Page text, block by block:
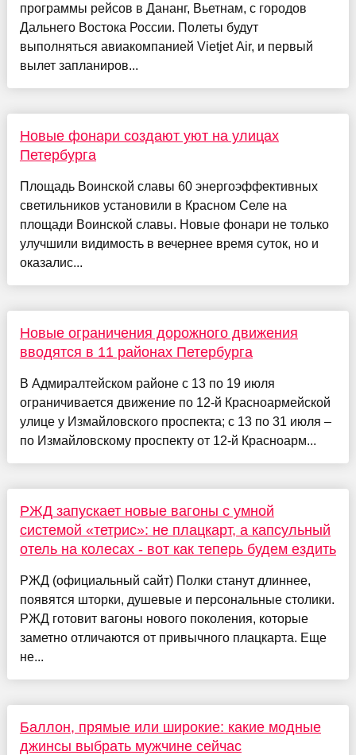
программы рейсов в Дананг, Вьетнам, с городов
Дальнего Востока России. Полеты будут
выполняться авиакомпанией Vietjet Air, и первый
вылет запланиров...
Новые фонари создают уют на улицах
Петербурга
Площадь Воинской славы 60 энергоэффективных
светильников установили в Красном Селе на
площади Воинской славы. Новые фонари не только
улучшили видимость в вечернее время суток, но и
оказалис...
Новые ограничения дорожного движения
вводятся в 11 районах Петербурга
В Адмиралтейском районе с 13 по 19 июля
ограничивается движение по 12-й Красноармейской
улице у Измайловского проспекта; с 13 по 31 июля –
по Измайловскому проспекту от 12-й Красноарм...
РЖД запускает новые вагоны с умной
системой «тетрис»: не плацкарт, а капсульный
отель на колесах - вот как теперь будем ездить
РЖД (официальный сайт) Полки станут длиннее,
появятся шторки, душевые и персональные столики.
РЖД готовит вагоны нового поколения, которые
заметно отличаются от привычного плацкарта. Еще
не...
Баллон, прямые или широкие: какие модные
джинсы выбрать мужчине сейчас